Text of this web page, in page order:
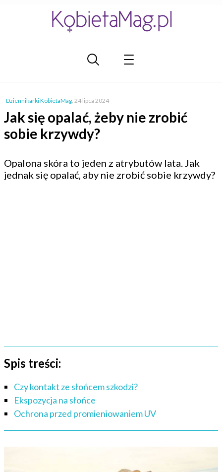
Dziennikarki KobietaMag, 24 lipca 2024
Jak się opalać, żeby nie zrobić
sobie krzywdy?
Opalona skóra to jeden z atrybutów lata. Jak
jednak się opalać, aby nie zrobić sobie krzywdy?
Spis treści:
Czy kontakt ze słońcem szkodzi?
Ekspozycja na słońce
Ochrona przed promieniowaniem UV